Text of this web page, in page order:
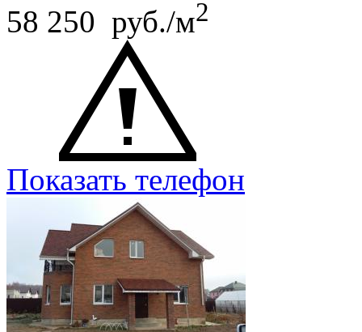
58 250 руб./м2
Показать телефон